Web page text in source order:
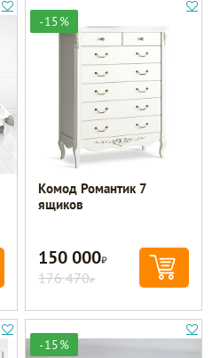
-15%
Комод Романтик 7
ящиков
150 000Р
176 470Р
-15%